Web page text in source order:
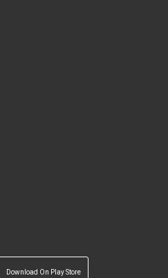
Download On Play Store